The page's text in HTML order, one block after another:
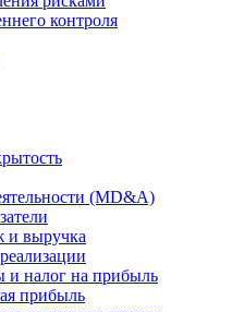
контроля
(MD&A)
и выручка
и налог на прибыль
прибыль